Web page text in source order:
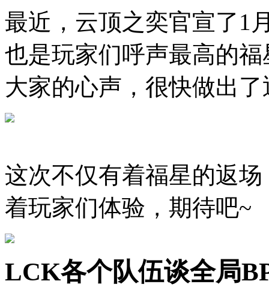
最近，云顶之奕官宣了1
也是玩家们呼声最高的
大家的心声，很快做出了
这次不仅有着福星的返
着玩家们体验，期待吧~
LCK各个队伍谈全局